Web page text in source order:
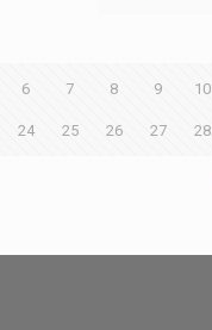
6 7 8 9 10
24 25 26 27 28